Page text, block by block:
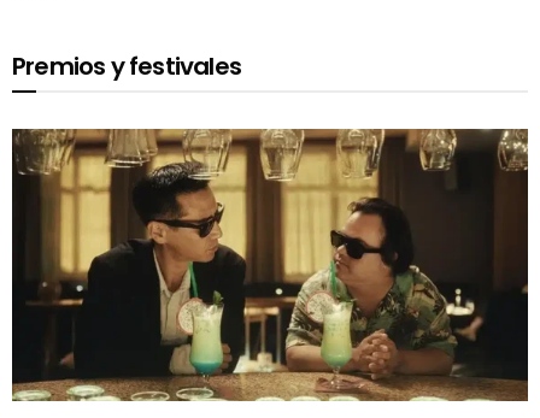
Premios y festivales